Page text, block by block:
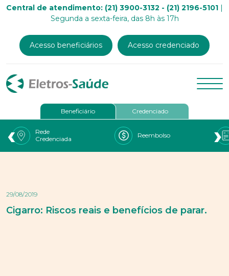
Central de atendimento: (21) 3900-3132 - (21) 2196-5101 |
Segunda a sexta-feira, das 8h às 17h
Acesso beneficiários Acesso credenciado
Beneficiário Credenciado
Rede
Credenciada
Reembolso
‹ ›
29/08/2019
Cigarro: Riscos reais e benefícios de parar.